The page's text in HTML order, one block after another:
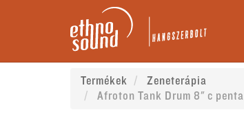
Termékek
Zeneterápia
Afroton Tank Drum 8" c penta